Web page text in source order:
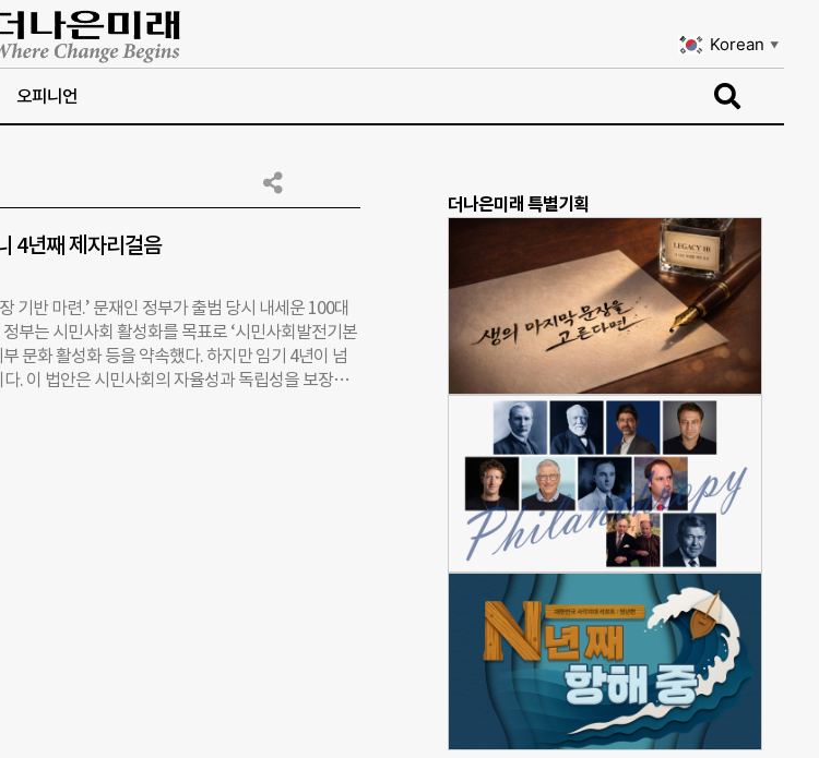
Korean ▼
오피니언
4년째 제자리걸음
기반 마련.’ 문재인 정부가 출범 당시 내세운 100대
부는 시민사회 활성화를 목표로 ‘시민사회발전기본
문화 활성화 등을 약속했다. 하지만 임기 4년이 넘
. 이 법안은 시민사회의 자율성과 독립성을 보장하
더나은미래 특별기획